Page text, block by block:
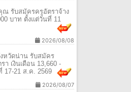
ณ รับสมัครครูอัตราจ้าง
บาท ตั้งแต่วันที่ 11
2026/08/08
หวัดน่าน รับสมัคร
เงินเดือน 13,660 -
17-21 ส.ค. 2569
2026/08/07